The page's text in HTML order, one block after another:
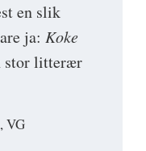
en slik
ja: Koke
stor litterær
VG